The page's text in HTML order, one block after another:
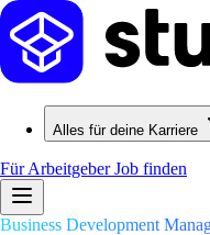
Alles für deine Karriere
Für ArbeitgeberJob finden
Business Development